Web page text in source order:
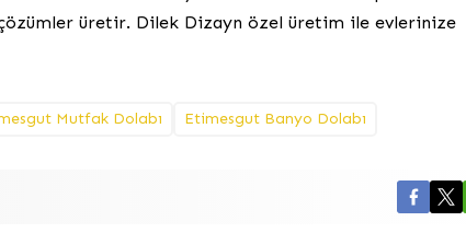
üretir. Dilek Dizayn özel üretim ile evlerinize
Mutfak Dolabı Etimesgut Banyo Dolabı